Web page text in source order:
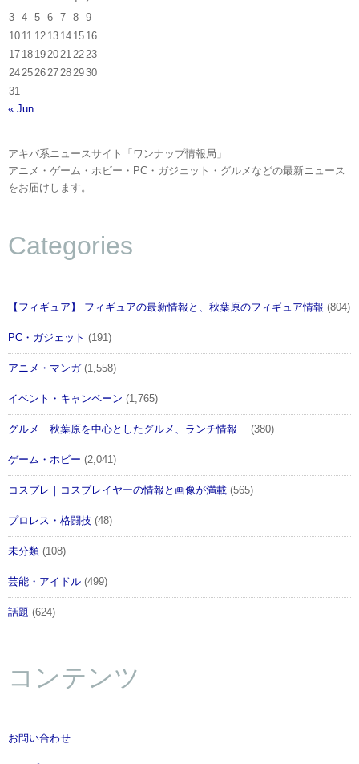
3
4 5 6 7 8
9
10 11 12 13 14 15 16
17 18 1920212223
24252627282930
31
« Jun
アキバ系ニュースサイト「ワンナップ情報局」
アニメ・ゲーム・ホビー・PC・ガジェット・グルメなどの最新ニュース
をお届けします。
Categories
【フィギュア】 フィギュアの最新情報と、秋葉原のフィギュア情報 (804)
PC・ガジェット (191)
アニメ・マンガ(1,558)
イベント・キャンペーン (1,765)
グルメ 秋葉原を中心としたグルメ、ランチ情報 (380)
ゲーム・ホビー (2,041)
コスプレ｜コスプレイヤーの情報と画像が満載 (565)
プロレス・格闘技 (48)
未分類 (108)
芸能・アイドル (499)
話題 (624)
コンテンツ
お問い合わせ